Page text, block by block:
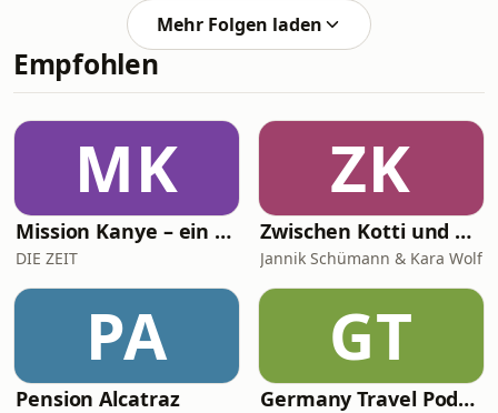
für gemeinsame Lösungen. Was das
für die Debatte bedeutet, bespricht
sie mit Moderatorin Anja Backhaus.
Von WDR5.
Mehr Folgen laden
Empfohlen
MK
Mission Kanye – ein Stadion für eine Nacht
DIE ZEIT
ZK
Zwischen Kotti und Kapiteln
Jannik Schümann & Kara Wolf
PA
Pension Alcatraz
GT
Germany Travel Podcast with Lena Brandt